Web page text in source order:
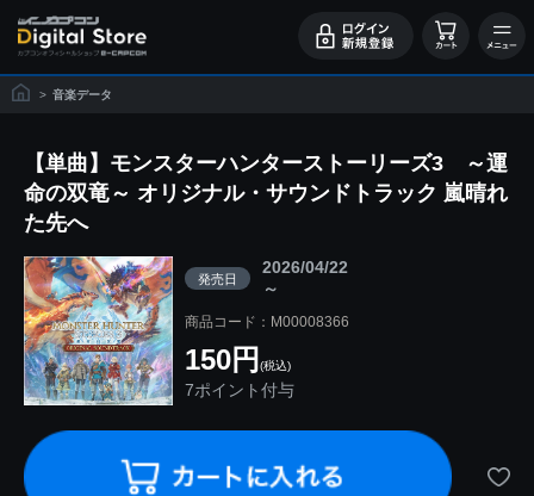
> 音楽データ
【単曲】モンスターハンターストーリーズ3 ～運
命の双竜～ オリジナル・サウンドトラック 嵐晴れ
た先へ
発売日
2026/04/22
～
商品コード：M00008366
150円 (税込)
7ポイント付与